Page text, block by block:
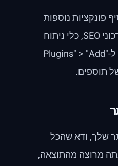
פונקציות נוספות
לאתר. למשל, הוספת עדכוני SEO, כלי ניתוח
וסטטיסטיקות ועוד. כנס ל-"Plugins" > "Add
שלך, ודא שהכל
מרוצה מהתוצאה,